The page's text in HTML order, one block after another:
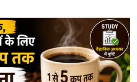
कंपाउंड
खोजा
है
जो